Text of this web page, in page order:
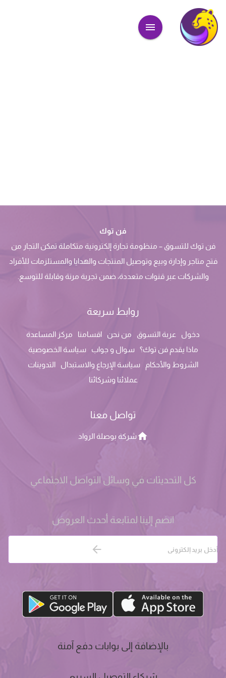
فن توك
فن توك للتسوق – منظومة تجارة إلكترونية متكاملة تمكن التجار من
فتح متاجر وإدارة وبيع وتوصيل المنتجات والهدايا والمستلزمات للأفراد
والشركات عبر قنوات متعددة، ضمن تجربة مرنة وقابلة للتوسع.
روابط سريعة
دخول عربة التسوق من نحن اقسامنا
مركز المساعدة
ماذا يقدم فن توك؟
سوال و جواب
سياسة الخصوصية
الشروط والأحكام
سياسة الإرجاع والاستبدال
التدوينات
عملائنا وشركائنا
تواصل معنا
شركة بوصلة الرواد
كل التحديثات في وسائل التواصل الاجتماعي
انضم إلينا لمتابعة أحدث العروض
بالإضافة إلى بوابات دفع آمنة